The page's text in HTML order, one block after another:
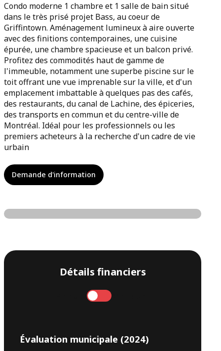
Condo moderne 1 chambre et 1 salle de bain situé
dans le très prisé projet Bass, au coeur de
Griffintown. Aménagement lumineux à aire ouverte
avec des finitions contemporaines, une cuisine
épurée, une chambre spacieuse et un balcon privé.
Profitez des commodités haut de gamme de
l'immeuble, notamment une superbe piscine sur le
toit offrant une vue imprenable sur la ville, et d'un
emplacement imbattable à quelques pas des cafés,
des restaurants, du canal de Lachine, des épiceries,
des transports en commun et du centre-ville de
Montréal. Idéal pour les professionnels ou les
premiers acheteurs à la recherche d'un cadre de vie
urbain
Demande d'information
Détails financiers
Mensuel
Évaluation municipale (2024)